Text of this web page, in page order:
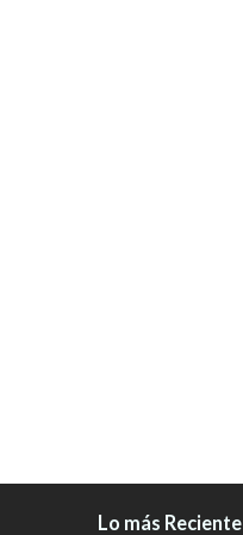
Lo más Reciente